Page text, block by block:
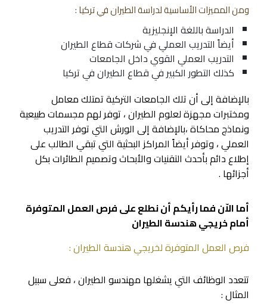
ومن المميزات الأساسية لدراسة الطيران في تركيا :
الدراسة باللغة الإنجليزية
أيضاً التدريب العملي في شركات قطاع الطيران
التدريب العملي القوي داخل الجامعات
كذلك التطور الكبير في قطاع الطيران في تركيا
بالإضافة إلى أن تلك الجامعات التركية تمتلك معامل
ومختبرات مجهزة لعلوم الطيران ، توفر لهم مجسمات طبيعية
ونماذج محاكاة ،بالإضافة إلى الورش التي توفر التدريب
العملي ، وتوفر أيضاً المراكز البحثية التي تبقي الطالب على
إطلاع دائم بأحدث التقنيات والأبحاث وتصميم الطائرات بكل
أجزائها .
أما الاّن فما رأيكم أن نطلع على فرص العمل المتوفرة
أمام خريجي هندسة الطيران
فرص العمل المتوفرة لخريجي هندسة الطيران :
تتعدد الوظائف التي يشغلها مهندسو الطيران ، فعلى سبيل
المثال :